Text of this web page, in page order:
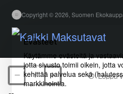
Evästeet
Käytämme evästeitä ja
jotta sivusto toimii oikein, jotta
kehittää palvelua sekä
markkinointia.
Loppu
Copyright © 2026, Suomen